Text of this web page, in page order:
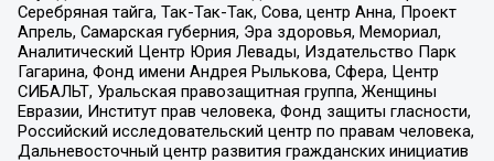
Серебряная тайга, Так-Так-Так, Сова, центр Анна, Проект
Апрель, Самарская губерния, Эра здоровья, Мемориал,
Аналитический Центр Юрия Левады, Издательство Парк
Гагарина, Фонд имени Андрея Рылькова, Сфера, Центр
СИБАЛЬТ, Уральская правозащитная группа, Женщины
Евразии, Институт прав человека, Фонд защиты гласности,
Российский исследовательский центр по правам человека,
Дальневосточный центр развития гражданских инициатив